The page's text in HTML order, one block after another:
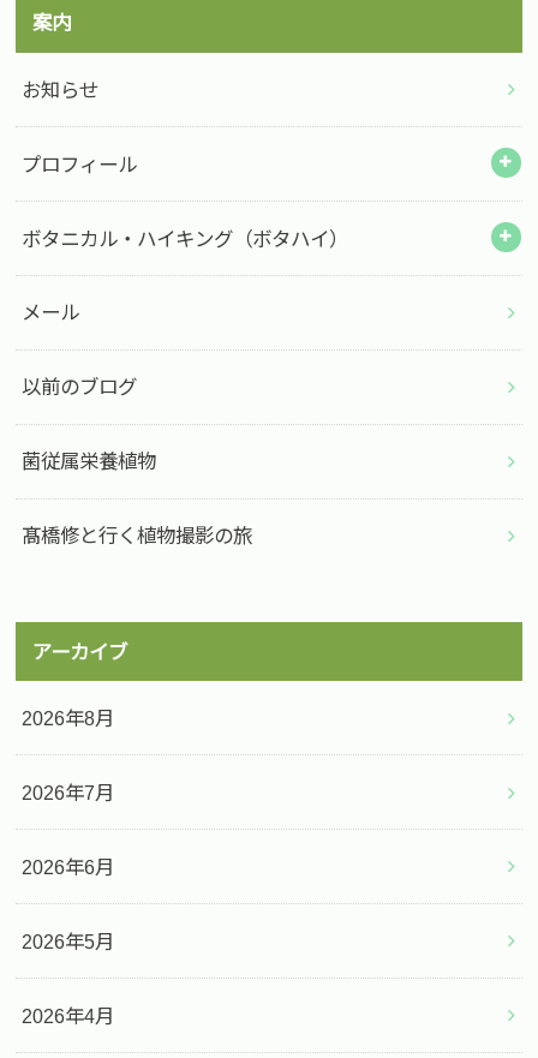
案内
お知らせ
プロフィール
ボタニカル・ハイキング（ボタハイ）
メール
以前のブログ
菌従属栄養植物
髙橋修と行く植物撮影の旅
アーカイブ
2026年8月
2026年7月
2026年6月
2026年5月
2026年4月